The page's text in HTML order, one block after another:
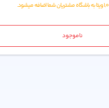
ویتا به باشگاه مشتریان شما اضافه میشود.
ناموجود